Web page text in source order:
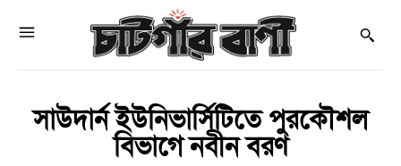
সাউদার্ন ইউনিভার্সিটিতে পুরকৌশল
বিভাগে নবীন বরণ